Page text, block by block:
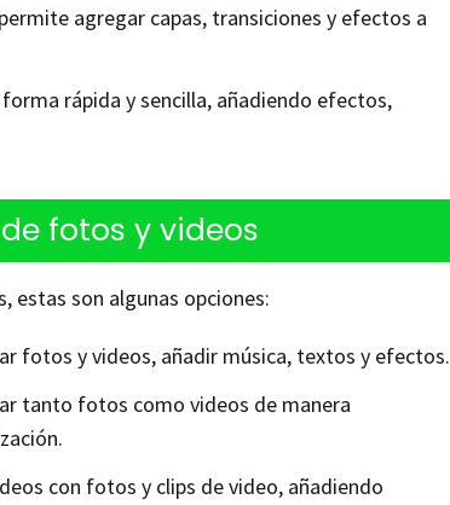
agregar capas, transiciones y efectos a
rápida y sencilla, añadiendo efectos,
fotos y videos
estas son algunas opciones:
fotos y videos, añadir música, textos y efectos.
tanto fotos como videos de manera
con fotos y clips de video, añadiendo